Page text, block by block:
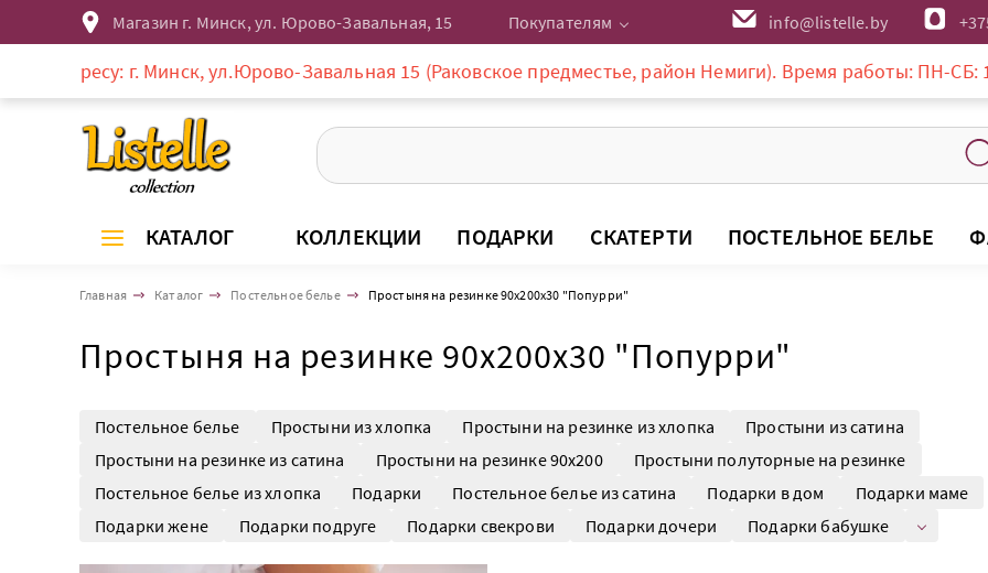
Магазин г. Минск, ул. Юрово-Завальная, 15 Покупателям info@listelle.by
г. Минск, ул.Юрово-Завальная 15 (Раковское предместье, район Немиги). Время работы: ПН-СБ: 10-20:00,
КАТАЛОГ КОЛЛЕКЦИИ ПОДАРКИ СКАТЕРТИ ПОСТЕЛЬНОЕ БЕЛЬЕ
Главная Каталог Постельное белье Простыня на резинке 90х200х30 "Попурри"
Простыня на резинке 90х200х30 "Попурри"
Постельное белье Простыни из хлопка Простыни на резинке из хлопка
Простыни из сатина
Простыни на резинке из сатина
Простыни на резинке 90х200
Простыни полуторные на резинке
Постельное белье из хлопка
Подарки Постельное белье из сатина Подарки в дом
Подарки маме
Подарки жене
Подарки подруге Подарки свекрови Подарки дочери Подарки бабушке